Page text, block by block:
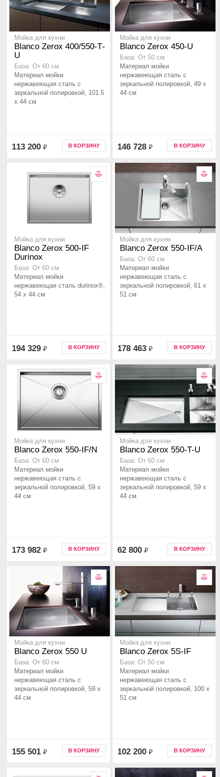
Мойка для кухни
Blanco Zerox 400/550-Т-
U
База: От 60 см
Материал мойки
нержавеющая сталь с
зеркальной полировкой, 101.5
x 44 см
113 200 ₽ В КОРЗИНУ
Мойка для кухни
Blanco Zerox 450-U
База: От 50 см
Материал мойки
нержавеющая сталь с
зеркальной полировкой, 49 x
44 см
146 728 ₽ В КОРЗИНУ
Мойка для кухни
Blanco Zerox 500-IF
Durinox
База: От 60 см
Материал мойки
нержавеющая сталь durinox®,
54 x 44 см
194 329 ₽ В КОРЗИНУ
Мойка для кухни
Blanco Zerox 550-IF/A
База: От 60 см
Материал мойки
нержавеющая сталь с
зеркальной полировкой, 61 x
51 см
178 463 ₽ В КОРЗИНУ
Мойка для кухни
Blanco Zerox 550-IF/N
База: От 60 см
Материал мойки
нержавеющая сталь с
зеркальной полировкой, 59 x
44 см
173 982 ₽ В КОРЗИНУ
Мойка для кухни
Blanco Zerox 550-T-U
База: От 60 см
Материал мойки
нержавеющая сталь с
зеркальной полировкой, 59 x
44 см
62 800 ₽ В КОРЗИНУ
Мойка для кухни
Blanco Zerox 550 U
База: От 60 см
Материал мойки
нержавеющая сталь с
зеркальной полировкой, 59 x
44 см
155 501 ₽ В КОРЗИНУ
Мойка для кухни
Blanco Zerox 5S-IF
База: От 50 см
Материал мойки
нержавеющая сталь с
зеркальной полировкой, 100 x
51 см
102 200 ₽ В КОРЗИНУ